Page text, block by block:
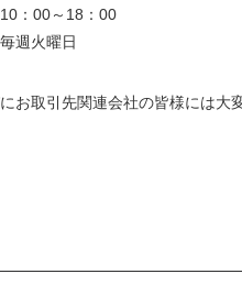
：00～18：00
週火曜日
お取引先関連会社の皆様には大